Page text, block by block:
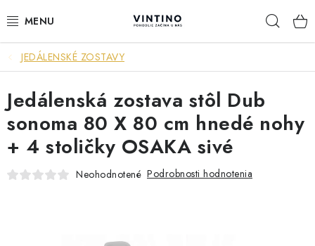
na
NÁBYTOK
VÝPREDAJ
ZÁVESNÉ HOJDACIE KRESLÁ
JEDÁLENSKÉ ZOSTAVY
JEDÁLENSKÉ STOLIČKY
JEDÁLENSKÉ ZOSTAVY
Jedálenská zostava stôl Dub
sonoma 80 X 80 cm hnedé nohy
+ 4 stoličky OSAKA sivé
Neohodnotené Podrobnosti hodnotenia